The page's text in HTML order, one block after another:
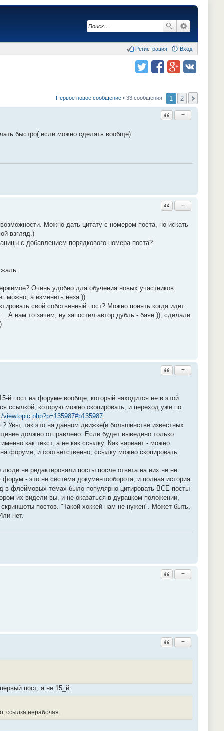
Вход
Регистрация
Первое новое сообщение • 33 сообщения 1 2
Ответить с цитатой
−
быстро( если можно сделать вообще).
Ответить с цитатой
−
Можно дать цитату с номером поста, но искать
взгляд.)
с добавлением порядкового номера поста?
жаль.
Очень удобно для обучения новых участников
можно, а изменить незя.))
свой собственный пост? Можно понять когда идет
А нам то зачем, ну запостил автор дубль - баян )), сделали
Ответить с цитатой
−
й пост на форуме вообще, который находится не в этой
ссылкой, которую можно скопировать, и переход уже по
/viewtopic.php?p=135987#p135987
Увы, так это на данном движке(и большинстве известных
должно отправлено. Если будет выведено только
как текст, а не как ссылку. Как вариант - можно
форуме, и соответственно, ссылку можно скопировать
не редактировали посты после ответа на них не не
- это не система документооборота, и полная история
в флеймовых темах было популярно цитировать ВСЕ посты
их видели вы, и не оказаться в дурацком положении,
постов. "Такой хоккей нам не нужен". Может быть,
нет.
Ответить с цитатой
−
Ответить с цитатой
−
пост, а не 15_й.
ссылка нерабочая.